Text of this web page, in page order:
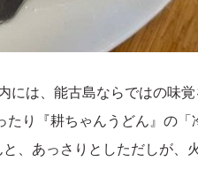
には、能古島ならではの味
り『耕ちゃんうどん』の「
、あっさりとしただしが、